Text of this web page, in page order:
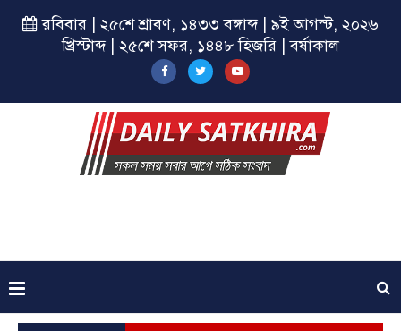
রবিবার | ২৫শে শ্রাবণ, ১৪৩৩ বঙ্গাব্দ | ৯ই আগস্ট, ২০২৬
খ্রিস্টাব্দ | ২৫শে সফর, ১৪৪৮ হিজরি | বর্ষাকাল